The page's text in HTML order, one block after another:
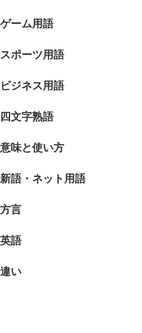
ゲーム用語
スポーツ用語
ビジネス用語
四文字熟語
意味と使い方
新語・ネット用語
方言
英語
違い